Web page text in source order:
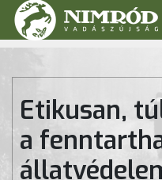
Etikusan,
a